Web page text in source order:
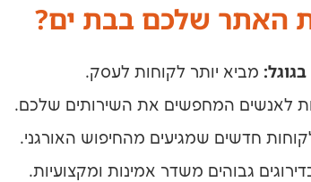
האתר שלכם בבת ים?
מביא יותר לקוחות לעסק.
לאנשים המחפשים את השירותים שלכם.
חדשים שמגיעים מהחיפוש האורגני.
גבוהים משדר אמינות ומקצועיות.